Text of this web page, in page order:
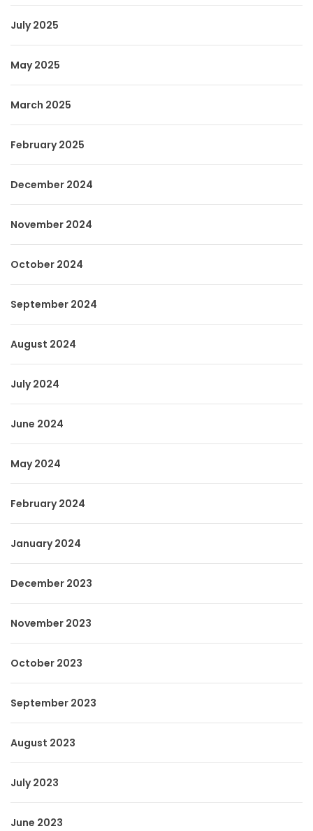
July 2025
May 2025
March 2025
February 2025
December 2024
November 2024
October 2024
September 2024
August 2024
July 2024
June 2024
May 2024
February 2024
January 2024
December 2023
November 2023
October 2023
September 2023
August 2023
July 2023
June 2023